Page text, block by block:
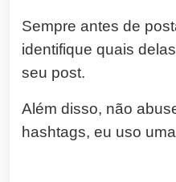
Sempre antes de
identifique quais
seu post.
Além disso, não
hashtags, eu uso